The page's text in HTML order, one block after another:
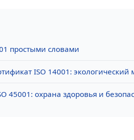
простыми словами
ISO 14001:
45001: охрана здоровья и